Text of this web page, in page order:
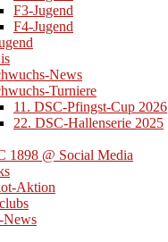
F3-Jugend
F4-Jugend
News
Turniere
11. DSC-Pfingst-Cup 2026
22. DSC-Hallenserie 2025
1898 @ Social Media
Aktion
News